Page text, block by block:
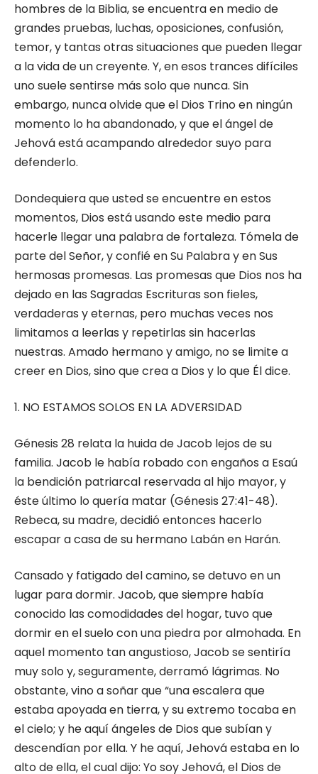
hombres de la Biblia, se encuentra en medio de
grandes pruebas, luchas, oposiciones, confusión,
temor, y tantas otras situaciones que pueden llegar
a la vida de un creyente. Y, en esos trances difíciles
uno suele sentirse más solo que nunca. Sin
embargo, nunca olvide que el Dios Trino en ningún
momento lo ha abandonado, y que el ángel de
Jehová está acampando alrededor suyo para
defenderlo.
Dondequiera que usted se encuentre en estos
momentos, Dios está usando este medio para
hacerle llegar una palabra de fortaleza. Tómela de
parte del Señor, y confié en Su Palabra y en Sus
hermosas promesas. Las promesas que Dios nos ha
dejado en las Sagradas Escrituras son fieles,
verdaderas y eternas, pero muchas veces nos
limitamos a leerlas y repetirlas sin hacerlas
nuestras. Amado hermano y amigo, no se limite a
creer en Dios, sino que crea a Dios y lo que Él dice.
1. NO ESTAMOS SOLOS EN LA ADVERSIDAD
Génesis 28 relata la huida de Jacob lejos de su
familia. Jacob le había robado con engaños a Esaú
la bendición patriarcal reservada al hijo mayor, y
éste último lo quería matar (Génesis 27:41-48).
Rebeca, su madre, decidió entonces hacerlo
escapar a casa de su hermano Labán en Harán.
Cansado y fatigado del camino, se detuvo en un
lugar para dormir. Jacob, que siempre había
conocido las comodidades del hogar, tuvo que
dormir en el suelo con una piedra por almohada. En
aquel momento tan angustioso, Jacob se sentiría
muy solo y, seguramente, derramó lágrimas. No
obstante, vino a soñar que “una escalera que
estaba apoyada en tierra, y su extremo tocaba en
el cielo; y he aquí ángeles de Dios que subían y
descendían por ella. Y he aquí, Jehová estaba en lo
alto de ella, el cual dijo: Yo soy Jehová, el Dios de